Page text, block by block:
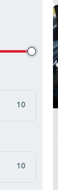
10
10